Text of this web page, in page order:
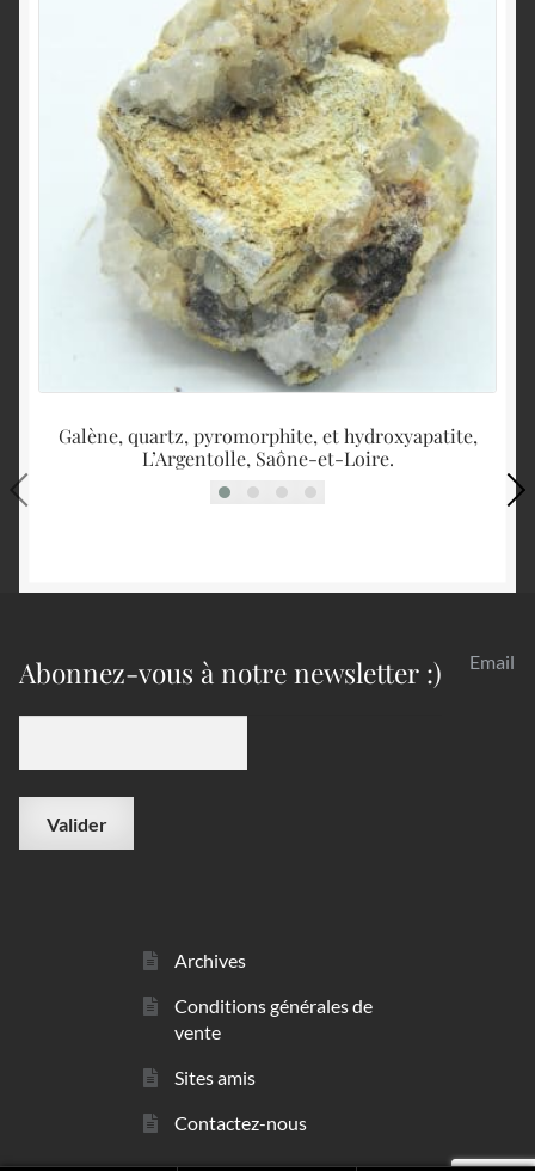
Galène, quartz, pyromorphite, et hydroxyapatite,
L’Argentolle, Saône-et-Loire.
Abonnez-vous à notre newsletter :) Email
Archives
Conditions générales de
vente
Sites amis
Contactez-nous